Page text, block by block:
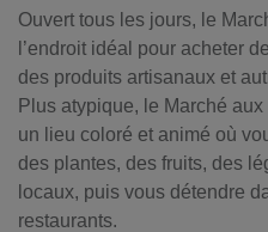
Ouvert tous les jours, le
l’endroit idéal pour acheter
des produits artisanaux et
Plus atypique, le Marché
un lieu coloré et animé où
des plantes, des fruits, des
locaux, puis vous détendre
restaurants.